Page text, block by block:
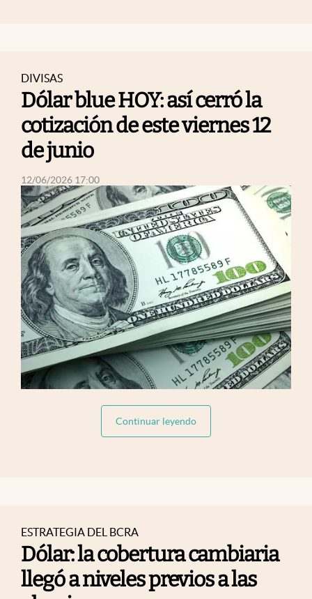
DIVISAS
Dólar blue HOY: así cerró la
cotización de este viernes 12
de junio
12/06/2026 17:00
Continuar leyendoabre en nueva pestaña
ESTRATEGIA DEL BCRA
Dólar: la cobertura cambiaria
llegó a niveles previos a las